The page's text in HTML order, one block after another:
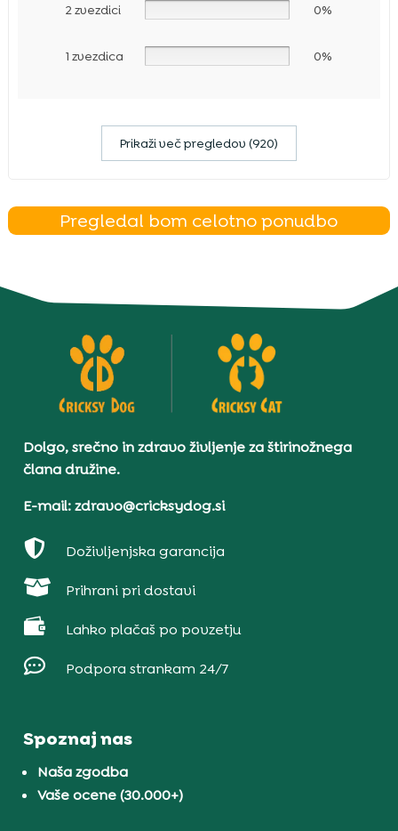
2 zvezdici 0%
1 zvezdica 0%
Prikaži več pregledov (920)
Pregledal bom celotno ponudbo
Dolgo, srečno in zdravo življenje za štirinožnega
člana družine.
E-mail: zdravo@cricksydog.si
 Doživljenjska garancija
 Prihrani pri dostavi
 Lahko plačaš po povzetju
 Podpora strankam 24/7
Spoznaj nas
Naša zgodba
Vaše ocene (30.000+)